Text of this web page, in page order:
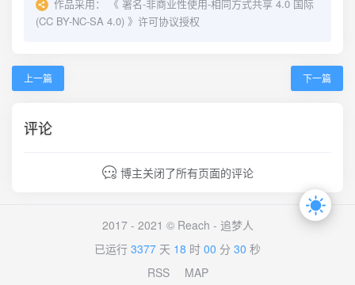
作品采用：
《 署名-非商业性使用-相同方式共享 4.0 国际
(CC BY-NC-SA 4.0) 》许可协议授权
上一篇 下一篇
评论
博主关闭了所有页面的评论
2017 - 2021 © Reach - 追梦人
已运行 3377 天 18 时 00 分 30 秒
RSS
MAP